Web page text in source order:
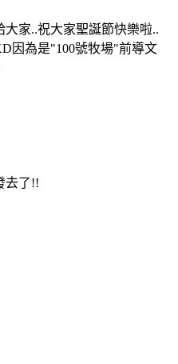
家..祝大家聖誕節快樂啦..
因為是"100號牧場"前導文
去了!!